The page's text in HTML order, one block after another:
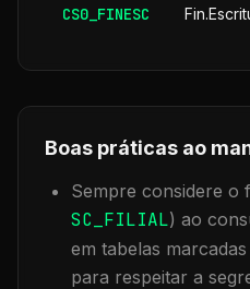
CS0_FINESC
Boas práticas ao
Sempre considere o
SC_FILIAL) ao
em tabelas
para respeitar a